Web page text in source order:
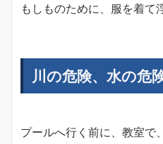
もしものために、服を着て
川の危険、水の危
プールへ行く前に、教室で